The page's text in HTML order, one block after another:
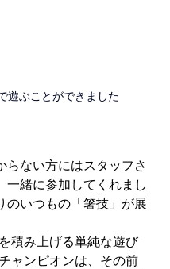
遊ぶことができました
らない方にはスタッフさ
一緒に参加してくれまし
のいつもの「箸技」が展
積み上げる単純な遊び
ャンピオンは、その前